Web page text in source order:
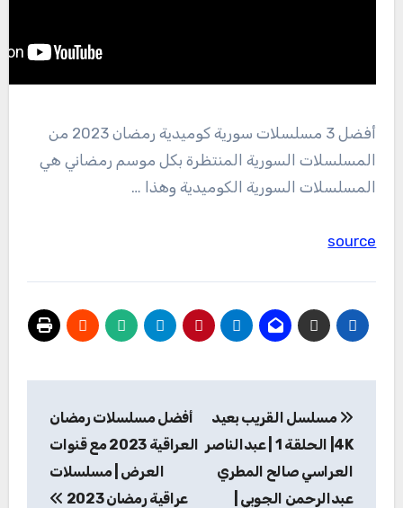
أفضل 3 مسلسلات سورية كوميدية رمضان 2023 من
المسلسلات السورية المنتظرة بكل موسم رمضاني هي
المسلسلات السورية الكوميدية وهذا …
source
المقالات
مسلسل القريب بعيد
4K| الحلقة 1 | عبدالناصر
العراسي صالح المطري
عبدالرحمن الجوبي |
أفضل مسلسلات رمضان
العراقية 2023 مع قنوات
العرض | مسلسلات
عراقية رمضان 2023